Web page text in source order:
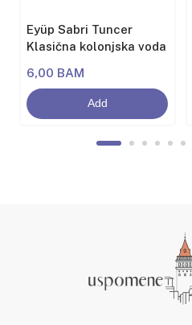
Eyüp Sabri Tuncer
Klasična kolonjska voda
6,00 BAM
Add